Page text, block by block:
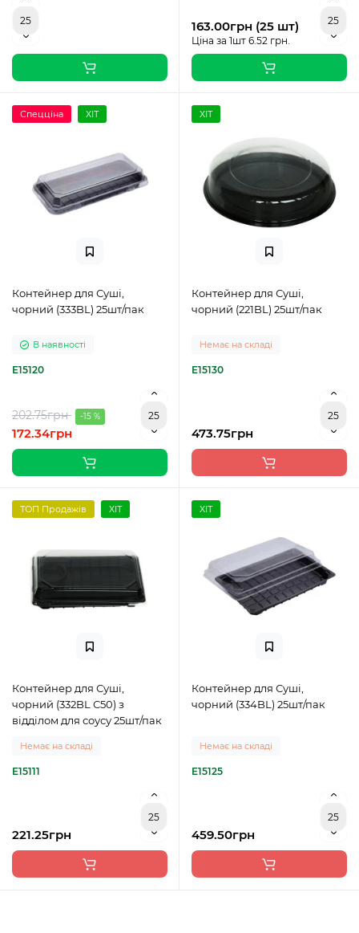
163.00грн (25 шт)
Ціна за 1шт 6.52 грн.
Спецціна ХІТ
Контейнер для Суші,
чорний (333BL) 25шт/пак
В наявності
E15120
202.75грн -15 %
172.34грн
ХІТ
Контейнер для Суші,
чорний (221BL) 25шт/пак
Немає на складі
E15130
473.75грн
ТОП Продажів ХІТ
Контейнер для Суші,
чорний (332BL С50) з
відділом для соусу 25шт/пак
Немає на складі
E15111
221.25грн
ХІТ
Контейнер для Суші,
чорний (334BL) 25шт/пак
Немає на складі
E15125
459.50грн